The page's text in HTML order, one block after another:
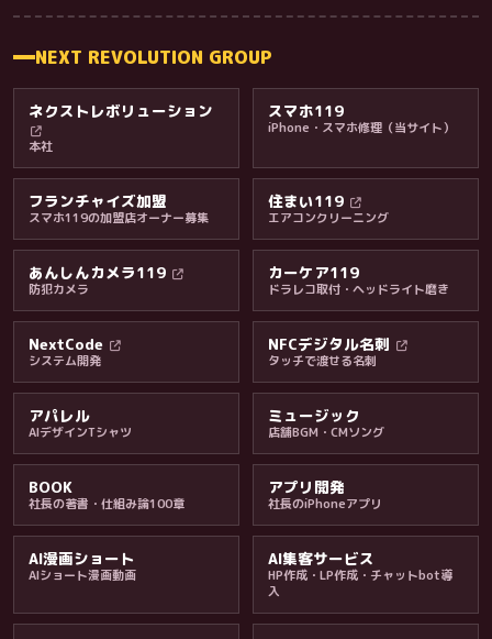
料金・保証・ご案内
NEXT REVOLUTION GROUP
ネクストレボリューション
本社
スマホ119
iPhone・スマホ修理（当サイト）
フランチャイズ加盟
スマホ119の加盟店オーナー募集
住まい119
エアコンクリーニング
あんしんカメラ119
防犯カメラ
カーケア119
ドラレコ取付・ヘッドライト磨き
NextCode
システム開発
NFCデジタル名刺
タッチで渡せる名刺
アパレル
AIデザインTシャツ
ミュージック
店舗BGM・CMソング
BOOK
社長の著書・仕組み論100章
アプリ開発
社長のiPhoneアプリ
AI漫画ショート
AIショート漫画動画
AI集客サービス
HP作成・LP作成・チャットbot導
入